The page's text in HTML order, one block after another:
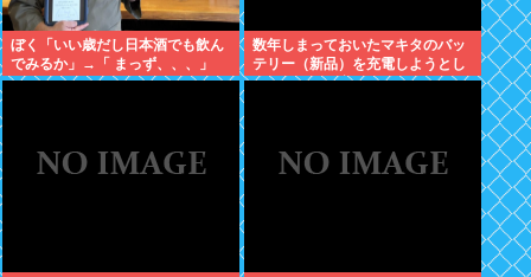
ぼく「いい歳だし日本酒でも飲ん
でみるか」→「 まっず、、、」
数年しまっておいたマキタのバッ
テリー（新品）を充電しようとし
たらエラーで充電できないんだ